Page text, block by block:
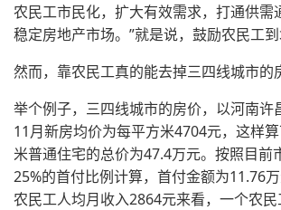
农民工市民化，扩大有效需求，打通供需
稳定房地产市场。”就是说，鼓励农民工到
然而，靠农民工真的能去掉三四线城市的
举个例子，三四线城市的房价，以河南许
11月新房均价为每平方米4704元，这样
米普通住宅的总价为47.4万元。按照目前
25%的首付比例计算，首付金额为11.76
农民工人均月收入2864元来看，一个农